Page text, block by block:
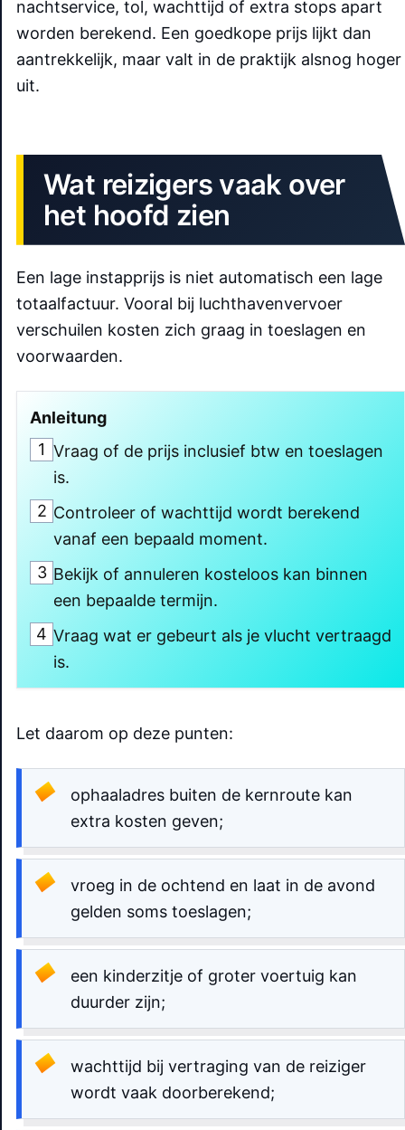
nachtservice, tol, wachttijd of extra stops apart
worden berekend. Een goedkope prijs lijkt dan
aantrekkelijk, maar valt in de praktijk alsnog hoger
uit.
Wat reizigers vaak over
het hoofd zien
Een lage instapprijs is niet automatisch een lage
totaalfactuur. Vooral bij luchthavenvervoer
verschuilen kosten zich graag in toeslagen en
voorwaarden.
Anleitung
1 Vraag of de prijs inclusief btw en toeslagen
is.
2 Controleer of wachttijd wordt berekend
vanaf een bepaald moment.
3 Bekijk of annuleren kosteloos kan binnen
een bepaalde termijn.
4 Vraag wat er gebeurt als je vlucht vertraagd
is.
Let daarom op deze punten:
ophaaladres buiten de kernroute kan
extra kosten geven;
vroeg in de ochtend en laat in de avond
gelden soms toeslagen;
een kinderzitje of groter voertuig kan
duurder zijn;
wachttijd bij vertraging van de reiziger
wordt vaak doorberekend;